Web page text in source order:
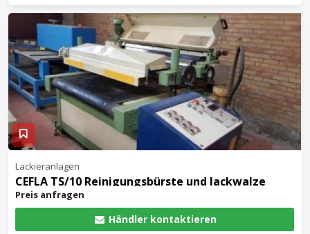
Lackieranlagen
CEFLA TS/10 Reinigungsbürste und lackwalze
Preis anfragen
Händler kontaktieren